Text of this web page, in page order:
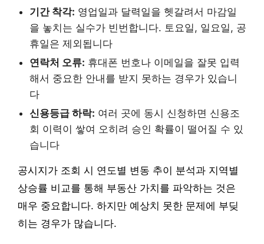
기간 착각: 영업일과 달력일을 헷갈려서 마감일
을 놓치는 실수가 빈번합니다. 토요일, 일요일, 공
휴일은 제외됩니다
연락처 오류: 휴대폰 번호나 이메일을 잘못 입력
해서 중요한 안내를 받지 못하는 경우가 있습니
다
신용등급 하락: 여러 곳에 동시 신청하면 신용조
회 이력이 쌓여 오히려 승인 확률이 떨어질 수 있
습니다
공시지가 조회 시 연도별 변동 추이 분석과 지역별
상승률 비교를 통해 부동산 가치를 파악하는 것은
매우 중요합니다. 하지만 예상치 못한 문제에 부딪
히는 경우가 많습니다.